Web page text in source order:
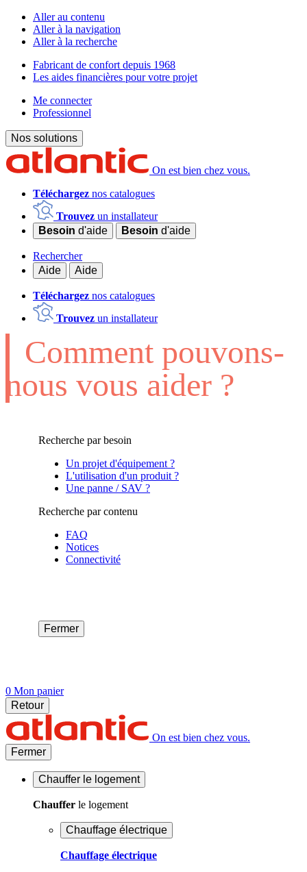
Aller au contenu
Aller à la navigation
Aller à la recherche
Fabricant de confort depuis 1968
Les aides financières pour votre projet
Me connecter
Professionnel
Nos solutions
On est bien chez vous.
Téléchargez nos catalogues
Trouvez un installateur
Besoin d'aide Besoin d'aide
Rechercher
Aide
Aide
Téléchargez nos catalogues
Trouvez un installateur
Comment pouvons-
nous vous aider ?
Recherche par besoin
Un projet d'équipement ?
L'utilisation d'un produit ?
Une panne / SAV ?
Recherche par contenu
FAQ
Notices
Connectivité
Fermer
0 Mon panier
Retour
On est bien chez vous.
Fermer
Chauffer le logement
Chauffer le logement
Chauffage électrique
Chauffage électrique